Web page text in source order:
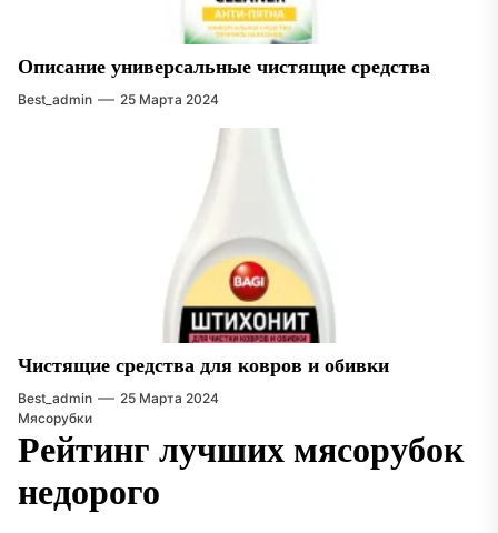
Описание универсальные чистящие средства
Best_admin 25 Марта 2024
Чистящие средства для ковров и обивки
Best_admin
25 Марта 2024
Мясорубки
Рейтинг лучших мясорубок
недорого